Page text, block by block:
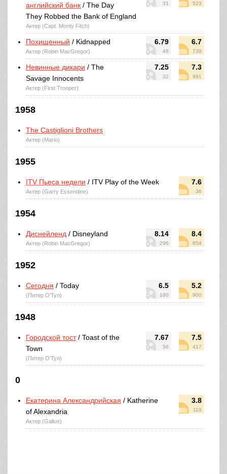
31 523
английский банк / The Day
They Robbed the Bank of England
Актер (Capt. Monty Fitch)
6.79
48
6.7
739
Похищенный / Kidnapped
Актер (Robin MacGregor)
7.25
32
7.3
991
Невинные дикари / The
Savage Innocents
Актер (First Trooper)
1958
The Castiglioni Brothers
Актер (Mario)
1955
7.6
36
ITV Пьеса недели / ITV Play of the Week
Актер (Garry Essendine)
1954
8.14
296
8.4
854
Диснейленд / Disneyland
Актер (Robin MacGregor)
1952
6.5
180
5.2
900
Сегодня / Today
(Питер О’Тул)
1948
7.67
56
7.5
417
Городской тост/ Toast of the
Town
(Питер О’Тул)
0
3.8
119
Екатерина Александрийская / Katherine
of Alexandria
Актер (Gallus)